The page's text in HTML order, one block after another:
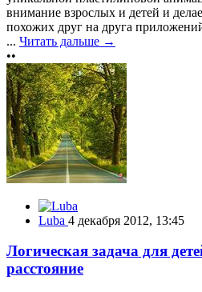
внимание взрослых и детей и
похожих друг на друга
... Читать дальше →
••
Luba 4 декабря 2012, 13:45
Логическая задача для
расстояние